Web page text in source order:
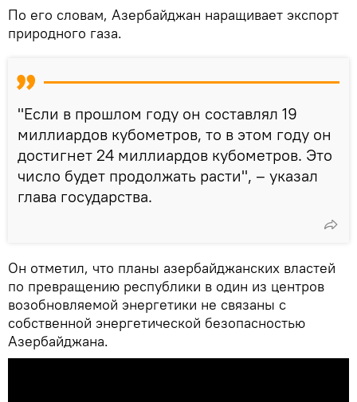
По его словам, Азербайджан наращивает экспорт
природного газа.
"Если в прошлом году он составлял 19
миллиардов кубометров, то в этом году он
достигнет 24 миллиардов кубометров. Это
число будет продолжать расти", – указал
глава государства.
Он отметил, что планы азербайджанских властей
по превращению республики в один из центров
возобновляемой энергетики не связаны с
собственной энергетической безопасностью
Азербайджана.